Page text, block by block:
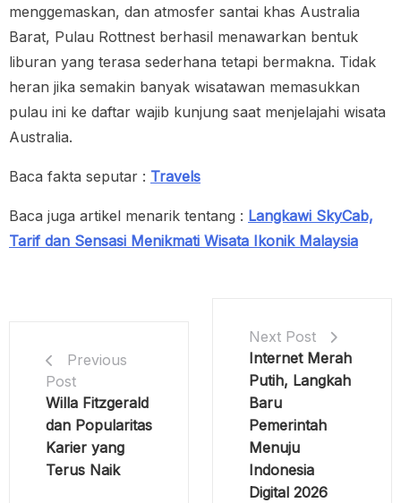
menggemaskan, dan atmosfer santai khas Australia
Barat, Pulau Rottnest berhasil menawarkan bentuk
liburan yang terasa sederhana tetapi bermakna. Tidak
heran jika semakin banyak wisatawan memasukkan
pulau ini ke daftar wajib kunjung saat menjelajahi wisata
Australia.
Baca fakta seputar : Travels
Baca juga artikel menarik tentang : Langkawi SkyCab,
Tarif dan Sensasi Menikmati Wisata Ikonik Malaysia
Previous
Post
Willa Fitzgerald
dan Popularitas
Karier yang
Terus Naik
Next Post
Internet Merah
Putih, Langkah
Baru
Pemerintah
Menuju
Indonesia
Digital 2026